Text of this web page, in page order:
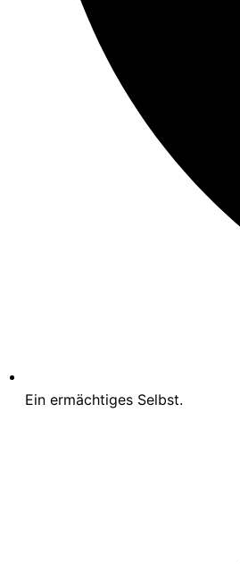
Ein ermächtiges Selbst.